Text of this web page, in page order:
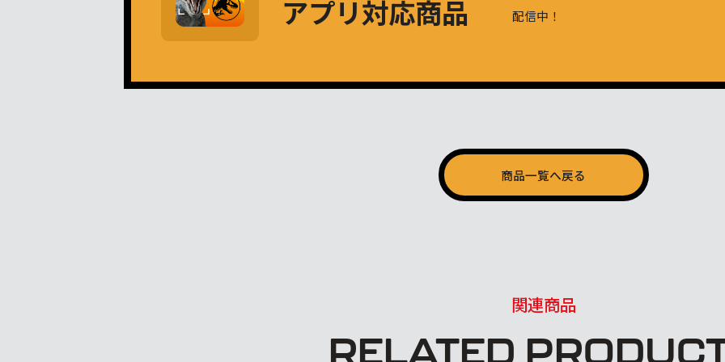
アプリ対応商品
配信中！
商品一覧へ戻る
関連商品
RELATED